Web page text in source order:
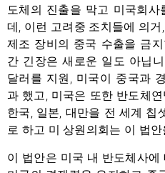
도체의 진출을 막고 미국회
데, 이런 고려중 조치들에 의
제조 장비의 중국 수출을 금
간 긴장은 새로운 일도 아닙
달러를 지원, 미국이 중국과
과 했고, 미국은 또한 반도체
한국, 일본, 대만을 전 세계 칩
로 하고 미 상원의회는 이 법
이 법안은 미국 내 반도체사에